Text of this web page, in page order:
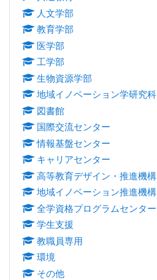
人文学部
教育学部
医学部
工学部
生物資源学部
地域イノベーション学研究科
図書館
国際交流センター
情報基盤センター
キャリアセンター
高等教育デザイン・推進機構
地域イノベーション推進機構
全学資格プログラムセンター
学生支援
教職員専用
環境
その他